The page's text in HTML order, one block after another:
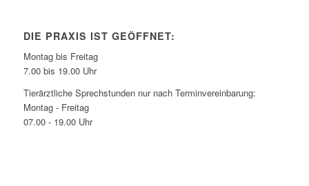
DIE PRAXIS IST GEÖFFNET:
Montag bis Freitag
7.00 bis 19.00 Uhr
Tierärztliche Sprechstunden nur nach Terminvereinbarung:
Montag - Freitag
07.00 - 19.00 Uhr